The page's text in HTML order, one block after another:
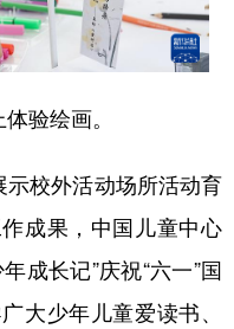
验绘画。
校外活动场所活动育
成果，中国儿童中心
成长记”庆祝“六一”国
大少年儿童爱读书、